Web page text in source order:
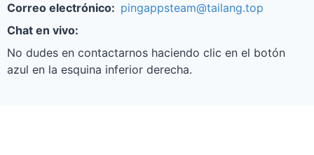
Correo electrónico: pingappsteam@tailang.top
Chat en vivo:
No dudes en contactarnos haciendo clic en el botón
azul en la esquina inferior derecha.